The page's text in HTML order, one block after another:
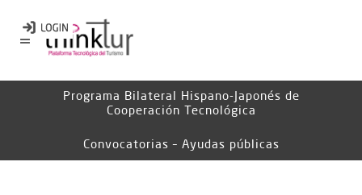
Programa Bilateral Hispano-Japonés de
Cooperación Tecnológica
Convocatorias – Ayudas públicas